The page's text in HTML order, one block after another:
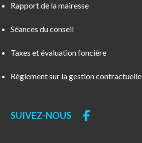
Rapport de la mairesse
Séances du conseil
Taxes et évaluation foncière
Règlement sur la gestion contractuelle
SUIVEZ-NOUS